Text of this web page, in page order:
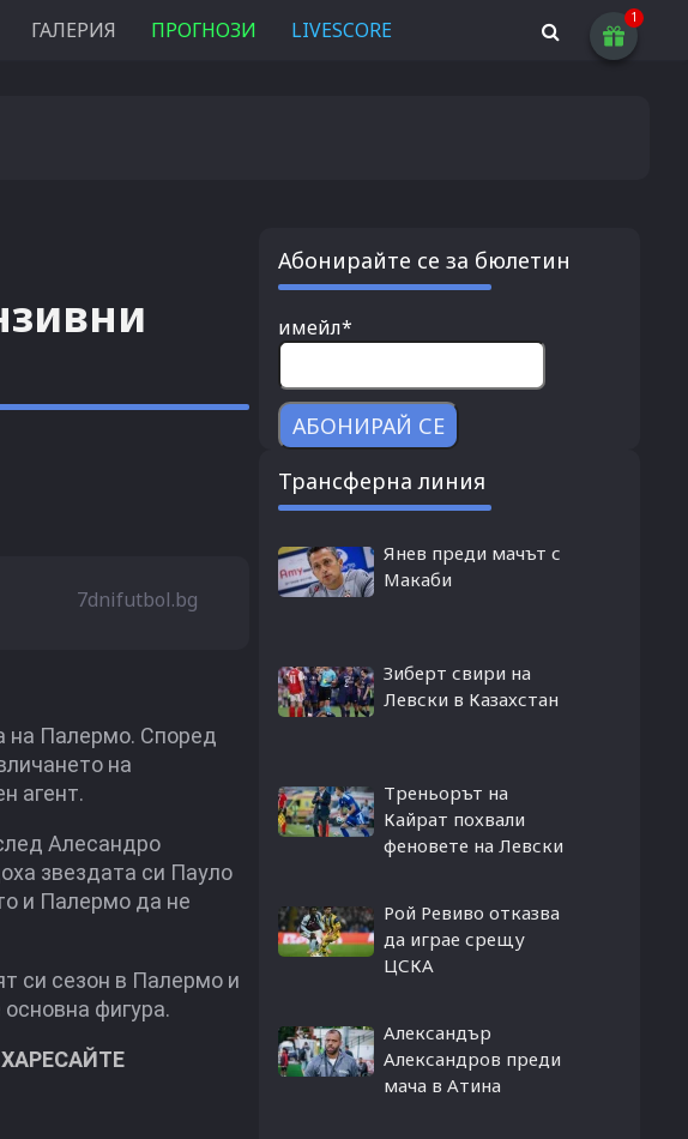
ГАЛЕРИЯ ПРОГНОЗИ LIVESCORE
7dnifutbol.bg
на Палермо. Според
на
агент.
Алесандро
звездата си Пауло
и Палермо да не
си сезон в Палермо и
фигура.
Абонирайте се за бюлетин
имейл*
Трансферна линия
Янев преди мачът с
Макаби
Зиберт свири на
Левски в Казахстан
Треньорът на
Кайрат похвали
феновете на Левски
Рой Ревиво отказва
да играе срещу
ЦСКА
Александър
Александров преди
мача в Атина